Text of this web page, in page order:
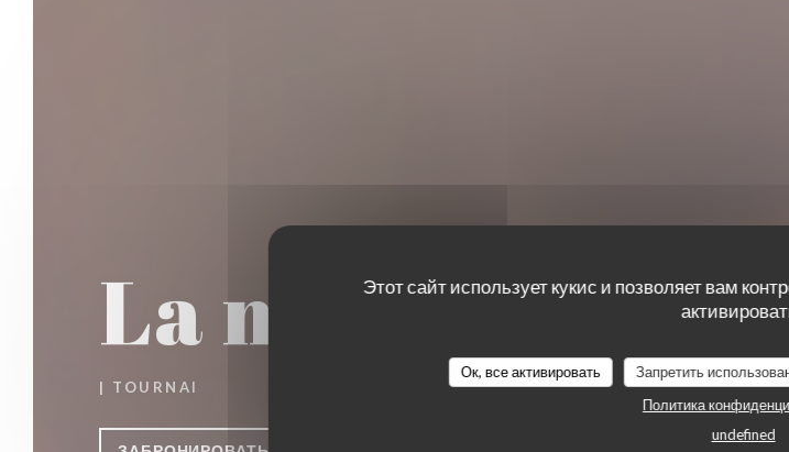
Этот сайт использует кукис и позволяет вам
Ок, все активировать Запретить
Политика
undefined
La maison des
| TOURNAI